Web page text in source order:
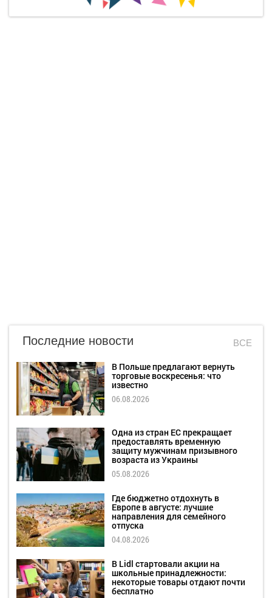
Последние новости ВСЕ
В Польше предлагают вернуть
торговые воскресенья: что
известно
06.08.2026
Одна из стран ЕС прекращает
предоставлять временную
защиту мужчинам призывного
возраста из Украины
05.08.2026
Где бюджетно отдохнуть в
Европе в августе: лучшие
направления для семейного
отпуска
04.08.2026
В Lidl стартовали акции на
школьные принадлежности:
некоторые товары отдают почти
бесплатно